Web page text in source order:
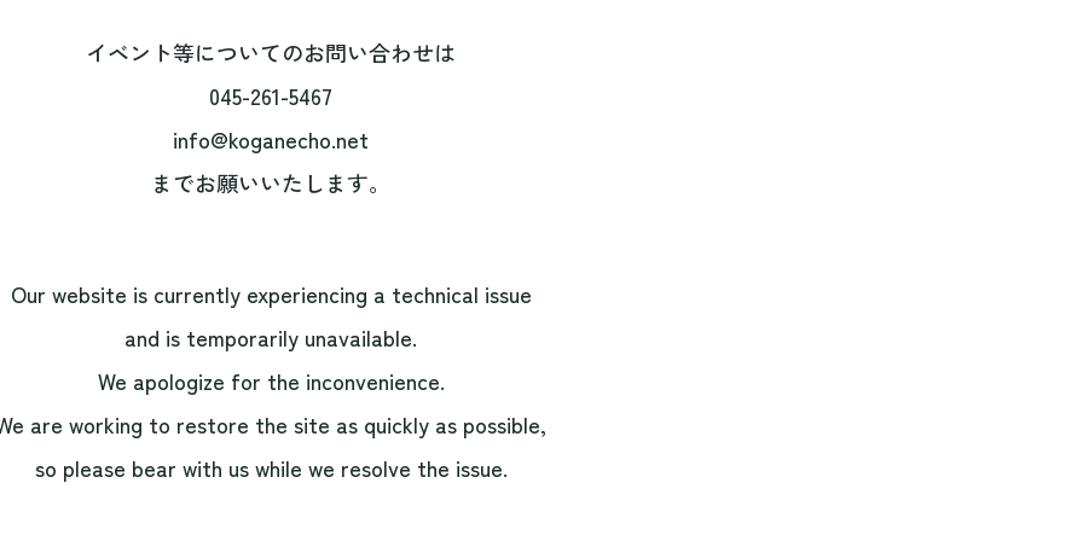
イベント等についてのお問い合わせは
045-261-5467
info@koganecho.net
までお願いいたします。
Our website is currently experiencing a technical issue
and is temporarily unavailable.
We apologize for the inconvenience.
are working to restore the site as quickly as possible,
so please bear with us while we resolve the issue.